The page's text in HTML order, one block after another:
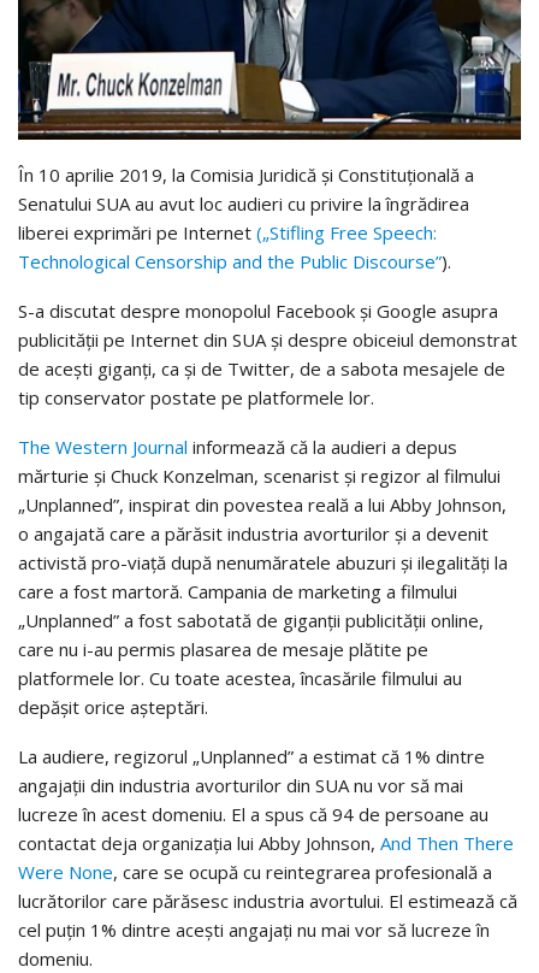
În 10 aprilie 2019, la Comisia Juridică și Constituțională a
Senatului SUA au avut loc audieri cu privire la îngrădirea
liberei exprimări pe Internet („Stifling Free Speech:
Technological Censorship and the Public Discourse”).
S-a discutat despre monopolul Facebook și Google asupra
publicității pe Internet din SUA și despre obiceiul demonstrat
de acești giganți, ca și de Twitter, de a sabota mesajele de
tip conservator postate pe platformele lor.
The Western Journal informează că la audieri a depus
mărturie și Chuck Konzelman, scenarist și regizor al filmului
„Unplanned”, inspirat din povestea reală a lui Abby Johnson,
o angajată care a părăsit industria avorturilor și a devenit
activistă pro-viață după nenumăratele abuzuri și ilegalități la
care a fost martoră. Campania de marketing a filmului
„Unplanned” a fost sabotată de giganții publicității online,
care nu i-au permis plasarea de mesaje plătite pe
platformele lor. Cu toate acestea, încasările filmului au
depășit orice așteptări.
La audiere, regizorul „Unplanned” a estimat că 1% dintre
angajații din industria avorturilor din SUA nu vor să mai
lucreze în acest domeniu. El a spus că 94 de persoane au
contactat deja organizația lui Abby Johnson, And Then There
Were None, care se ocupă cu reintegrarea profesională a
lucrătorilor care părăsesc industria avortului. El estimează că
cel puțin 1% dintre acești angajați nu mai vor să lucreze în
domeniu.